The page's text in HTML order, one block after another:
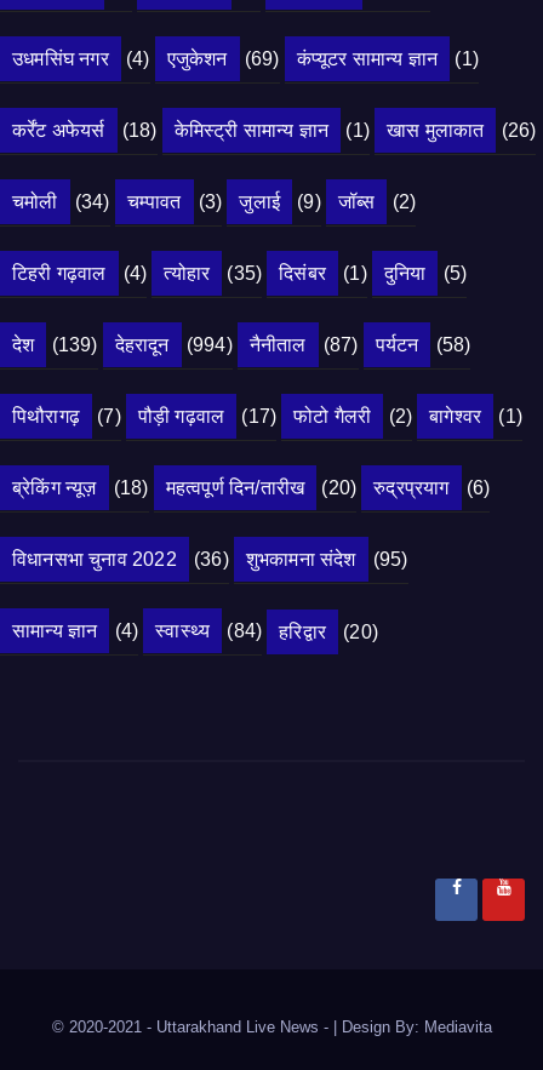
उधमसिंघ नगर (4) एजुकेशन (69) कंप्यूटर सामान्य ज्ञान (1)
कर्रेंट अफेयर्स (18) केमिस्ट्री सामान्य ज्ञान (1) खास मुलाकात (26)
चमोली (34) चम्पावत (3) जुलाई (9) जॉब्स (2)
टिहरी गढ़वाल (4) त्योहार (35) दिसंबर (1) दुनिया (5)
देश (139) देहरादून (994) नैनीताल (87) पर्यटन (58)
पिथौरागढ़ (7) पौड़ी गढ़वाल (17) फोटो गैलरी (2) बागेश्वर (1)
ब्रेकिंग न्यूज़ (18) महत्वपूर्ण दिन/तारीख (20) रुद्रप्रयाग (6)
विधानसभा चुनाव 2022 (36) शुभकामना संदेश (95)
सामान्य ज्ञान (4) स्वास्थ्य (84) हरिद्वार (20)
© 2020-2021 - Uttarakhand Live News - Design By: Mediavita